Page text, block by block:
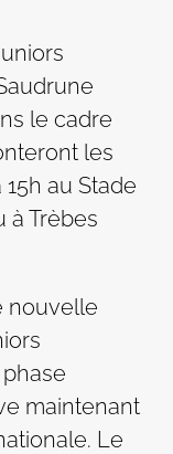
le cadre
les
au Stade
à Trèbes
nouvelle
maintenant
Le